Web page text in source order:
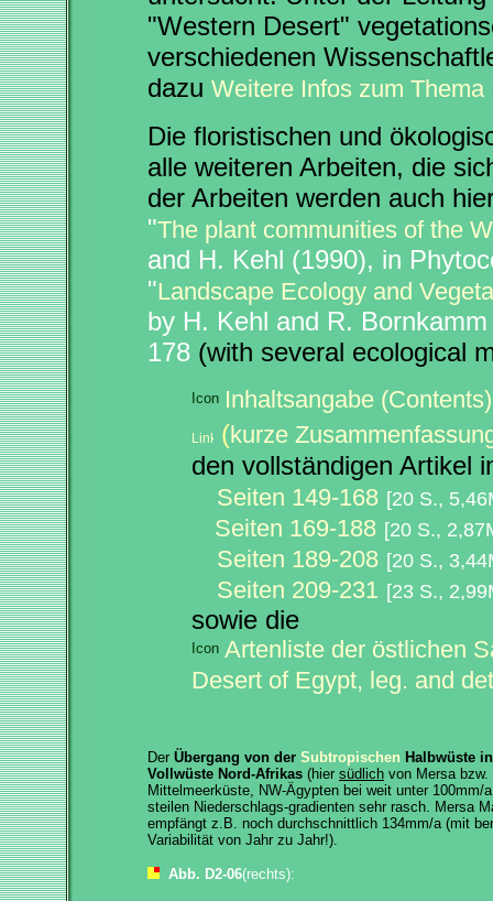
"Western Desert"
verschiedenen
dazu Weitere Infos zum Thema
Die floristischen und
alle weiteren Arbeiten, die
der Arbeiten werden auch
"The plant communities of the
and H. Kehl (1990), in
"Landscape Ecology and
by H. Kehl and R.
178 (with several ecological
Inhaltsangabe
(kurze
den vollständigen Artikel
Seiten 149-168 [20 S.,
Seiten 169-188 [20 S.,
Seiten 189-208 [20 S.,
Seiten 209-231 [23 S.,
sowie die
Artenliste der östlichen
Desert of Egypt, leg. and
Der Übergang von der Subtropischen Halbwüste
Vollwüste Nord-Afrikas (hier südlich von Mersa
Mittelmeerküste, NW-Ägypten bei weit unter 100mm/
steilen Niederschlags-gradienten sehr rasch. Mersa
empfängt z.B. noch durchschnittlich 134mm/a (mit
Variabilität von Jahr zu Jahr!).
Abb. D2-06(rechts):